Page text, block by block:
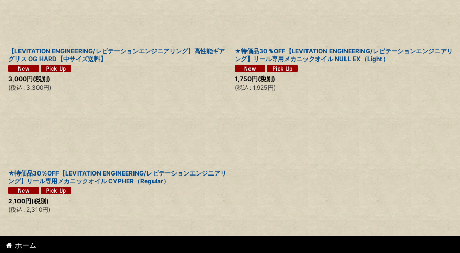
【LEVITATION ENGINEERING/レビテーションエンジニアリング】高性能ギア
グリス OG HARD【中サイズ送料】
3,000円(税別)
(税込 : 3,300円)
★特価品30％OFF【LEVITATION ENGINEERING/レビテーションエンジニアリ
ング】リール専用メカニックオイル NULL EX（Light）
1,750円(税別)
(税込 : 1,925円)
★特価品30％OFF【LEVITATION ENGINEERING/レビテーションエンジニアリ
ング】リール専用メカニックオイル CYPHER（Regular）
2,100円(税別)
(税込 : 2,310円)
ホーム